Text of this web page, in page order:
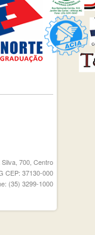
700, Centro
CEP: 37130-000
(35) 3299-1000